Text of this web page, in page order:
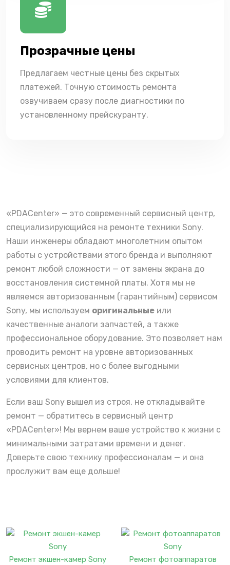
Прозрачные цены
Предлагаем честные цены без скрытых
платежей. Точную стоимость ремонта
озвучиваем сразу после диагностики по
установленному прейскуранту.
«PDACenter» — это современный сервисный центр,
специализирующийся на ремонте техники Sony.
Наши инженеры обладают многолетним опытом
работы с устройствами этого бренда и выполняют
ремонт любой сложности — от замены экрана до
восстановления системной платы. Хотя мы не
являемся авторизованным (гарантийным) сервисом
Sony, мы используем оригинальные или
качественные аналоги запчастей, а также
профессиональное оборудование. Это позволяет нам
проводить ремонт на уровне авторизованных
сервисных центров, но с более выгодными
условиями для клиентов.
Если ваш Sony вышел из строя, не откладывайте
ремонт — обратитесь в сервисный центр
«PDACenter»! Мы вернем ваше устройство к жизни с
минимальными затратами времени и денег.
Доверьте свою технику профессионалам — и она
прослужит вам еще дольше!
Ремонт экшен-камер Sony
Ремонт фотоаппаратов